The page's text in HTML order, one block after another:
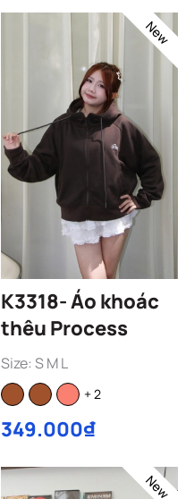
New
K3318- Áo khoác
thêu Process
Size: S M L
+ 2
349.000₫
New